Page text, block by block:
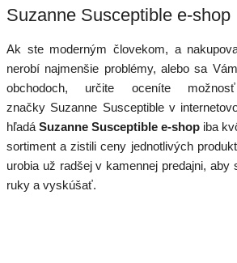
Suzanne Susceptible e-shop
Ak ste moderným človekom, a
nerobí najmenšie problémy, alebo sa
obchodoch, určite oceníte
značky Suzanne Susceptible v
hľadá Suzanne Susceptible e-shop iba
sortiment a zistili ceny jednotlivých
urobia už radšej v kamennej predajni,
ruky a vyskúšať.